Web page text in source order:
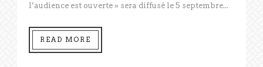
l’audience est ouverte » sera diffusé le 5 septembre...
READ MORE